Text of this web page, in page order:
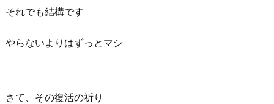
それでも結構です
やらないよりはずっとマシ
さて、その復活の祈り